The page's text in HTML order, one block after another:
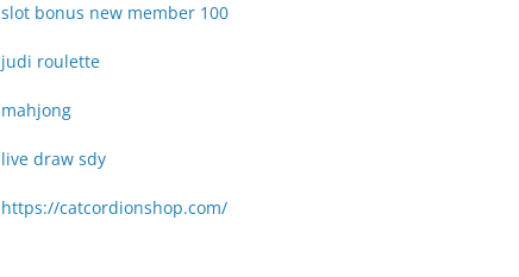
slot bonus new member 100
judi roulette
mahjong
live draw sdy
https://catcordionshop.com/